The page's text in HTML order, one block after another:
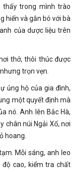
thấy trong mình trào
hiến và gắn bó với bà
của dược liệu trên
thở, thôi thúc được
trọn vẹn.
ủng hộ của gia đình,
một quyết định mà
nó. Anh lên Bắc Hà,
chân núi Ngải Xố, nơi
hoang.
Mỗi sáng, anh leo
độ cao, kiểm tra chất